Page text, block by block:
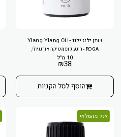
שמן ילנג ילנג - Ylang Ylang Oil
ROGA - רוגע קוסמטיקה אורגנית /
10 מ"ל
₪38
הוסף לסל הקניות
אזל מהמלאי